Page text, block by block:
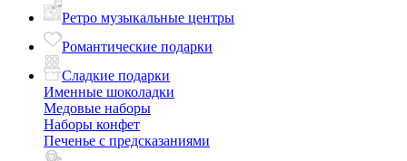
Ретро музыкальные центры
Романтические подарки
Сладкие подарки
Именные шоколадки
Медовые наборы
Наборы конфет
Печенье с предсказаниями